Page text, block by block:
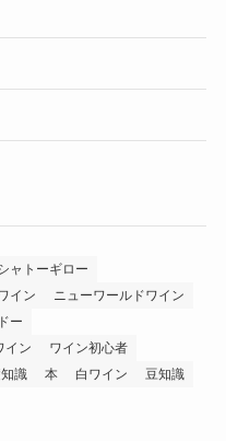
ャトーギロー
イン
ニューワールドワイン
ー
イン
ワイン初心者
識 本 白ワイン
豆知識